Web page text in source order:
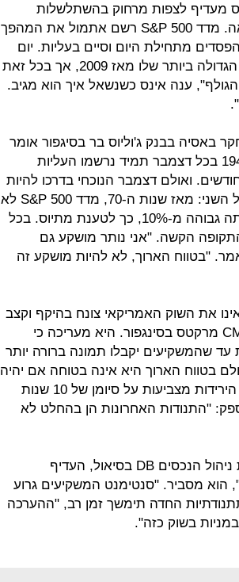
מעדיף לצפות מרחוק בהשתלשלות
האירועים בארה"ב, ונדהם ממה שהוא רואה. מדד S&P 500 רשם אתמול את המהפך
למחוק הפסדים מתחילת היום וסיים בעליות. יום
קודם לכן, המדד רשם את העלייה היומית הגדולה ביותר שלו מאז 2009, אך בכל זאת
מסלול הגולף", ענה אינס כשנשאל איך הוא מגיב.
בבנק ג'וליוס בר בסיגפור אומר
כי שני "כללי זהב" נשברו. הראשון, מאז 1945 בכל דצמבר תמיד נרשמו העליות
ואולם דצמבר הנוכחי בדרכו להיות
החודש הגרוע ביותר השנה בבורסות. הכלל השני: מאז שנות ה-70, מדד S&P 500 לא
ירד כשהצמיחה בהכנסות של החברות היתה גבוהה מ-10%, כך לטענת מתיוס. בכל
הקשה. "אני נותר מושקע גם
"בטווח הארוך, לא להיות מושקע זה
את השוק האמריקאי צונח בהיקף וקצב
כזה", אמרה מרגרט יאנג, אנליסטית ב-CMC מרקטס בסינגפור. היא מעריכה כי
שהמשקיעים יקבלו תמונה ברורה יותר
בטווח הארוך היא אינה בטוחה אם יהיה
זה "תיקון בריא". היא גם אינה בטוחה אם הירידות מצביעות על סיומן של 10 שנות
"התנודות האחרונות הן בהחלט לא
לה דונג-ג'ון, מנהל צוות ההשקעות בחברת ניהול הנכסים DB בסיאול, העדיף
מסביר. "סנטימנט המשקיעים גרוע
החדה תימשך זמן רב, "ההערכה
בשוק כזה".